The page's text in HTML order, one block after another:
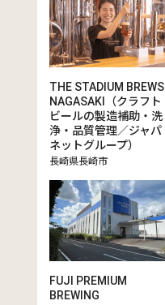
THE STADIUM BREWS
NAGASAKI（クラフト
ビールの製造補助・洗
浄・品質管理／ジャパ
ネットグループ）
長崎県長崎市
FUJI PREMIUM
BREWING